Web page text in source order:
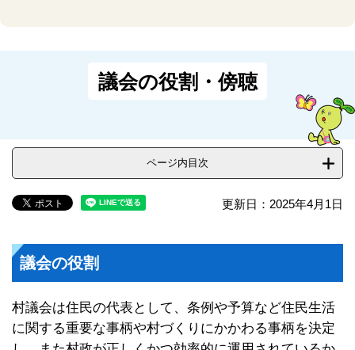
議会の役割・傍聴
ページ内目次
更新日：2025年4月1日
議会の役割
村議会は住民の代表として、条例や予算など住民生活
に関する重要な事柄や村づくりにかかわる事柄を決定